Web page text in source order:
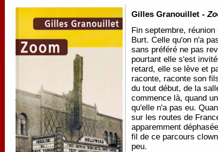
Gilles Granouillet -
Fin septembre,
Burt. Celle qu'on n'a
sans préféré ne pas
pourtant elle s'est
retard, elle se lève et
raconte, raconte son
du tout début, de la
commence là, quand
qu'elle n'a pas eu.
sur les routes de
apparemment
fil de ce parcours
peu.